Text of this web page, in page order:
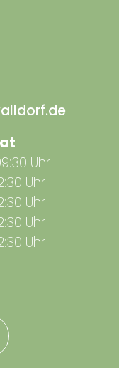
Uhr
Uhr
Uhr
Uhr
Uhr